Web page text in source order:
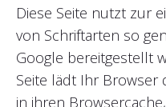
Diese Seite nutzt zur
von Schriftarten so
Google bereitgestellt
Seite lädt Ihr Browser
in ihren